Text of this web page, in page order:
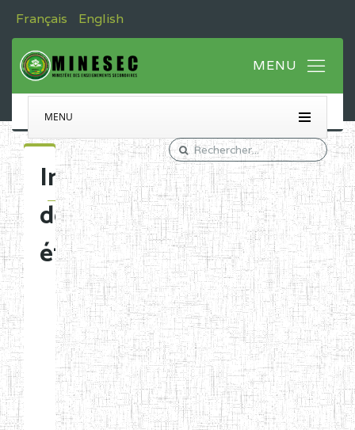
Français English
MENU
Immatriculation
des
établissements
Etablissements
d'enseignement
normal